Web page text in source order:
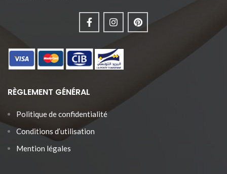
RÈGLEMENT GÉNÉRAL
Politique de confidentialité
Conditions d’utilisation
Mention légales